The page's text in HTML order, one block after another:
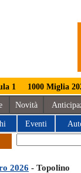
1 1000 Miglia
Novità
Eventi
2026 - Topolino